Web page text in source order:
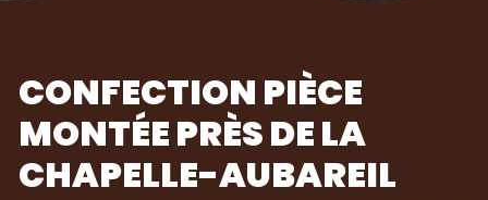
CONFECTION PIÈCE
MONTÉE PRÈS DE LA
CHAPELLE-AUBAREIL